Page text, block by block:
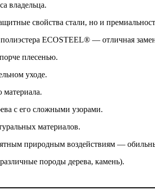
владельца.
свойства стали, но и
ECOSTEEL® — отличная
плесенью.
уходе.
материала.
с его сложными узорами.
материалов.
природным воздействиям —
породы дерева, камень).